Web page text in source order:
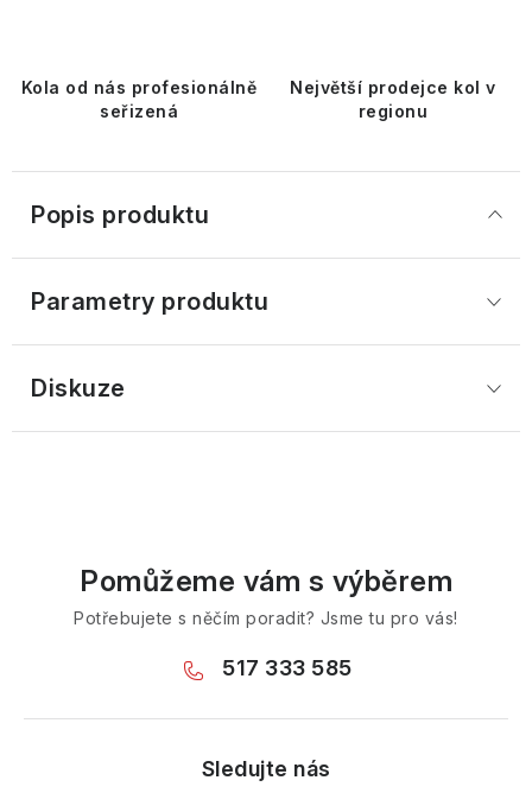
Kola od nás profesionálně
seřizená
Největší prodejce kol v
regionu
Popis produktu
Parametry produktu
Diskuze
Pomůžeme vám s výběrem
Potřebujete s něčím poradit? Jsme tu pro vás!
517 333 585